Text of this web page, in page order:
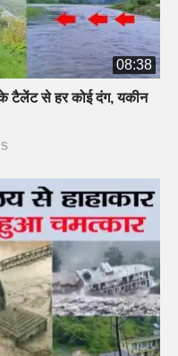
08:38
टैलेंट से हर कोई दंग, यकीन